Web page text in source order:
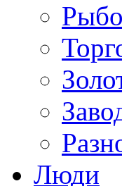
Люди